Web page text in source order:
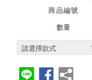
商品編號
數量